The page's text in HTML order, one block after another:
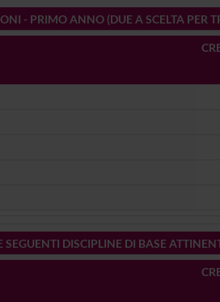
- PRIMO ANNO (DUE A SCELTA PER
DISCIPLINE DI BASE